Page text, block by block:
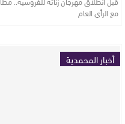
مع الرأي العام
أخبار المحمدية